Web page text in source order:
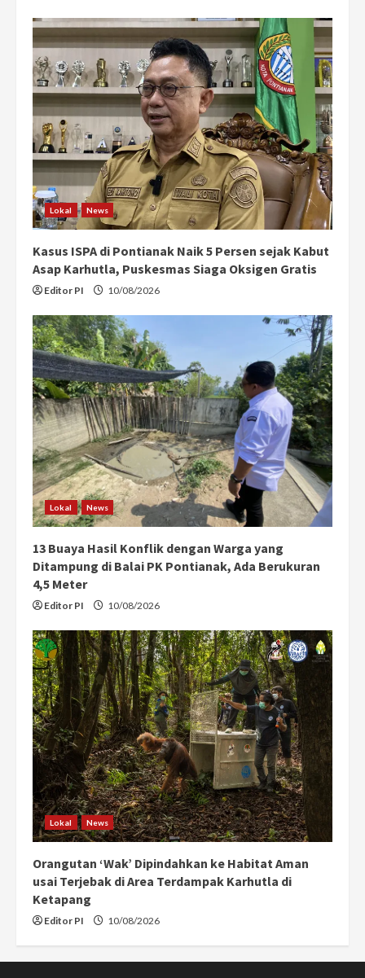
Lokal News
Kasus ISPA di Pontianak Naik 5 Persen sejak Kabut
Asap Karhutla, Puskesmas Siaga Oksigen Gratis
Editor PI 10/08/2026
Lokal News
13 Buaya Hasil Konflik dengan Warga yang
Ditampung di Balai PK Pontianak, Ada Berukuran
4,5 Meter
Editor PI 10/08/2026
Lokal News
Orangutan ‘Wak’ Dipindahkan ke Habitat Aman
usai Terjebak di Area Terdampak Karhutla di
Ketapang
Editor PI 10/08/2026